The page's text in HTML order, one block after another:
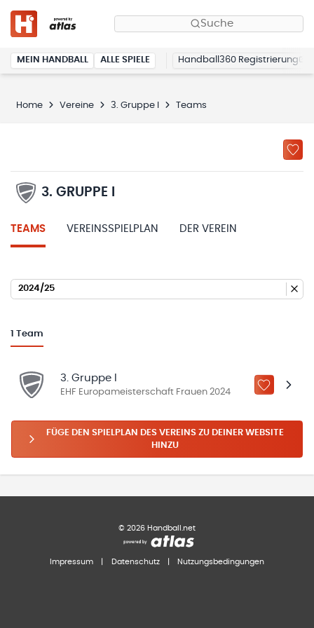
Suche
MEIN HANDBALL ALLE SPIELE Handball360 Registrierung
Home Vereine 3. Gruppe I Teams
3. GRUPPE I
TEAMS VEREINSSPIELPLAN DER VEREIN
2024/25
1 Team
3. Gruppe I
EHF Europameisterschaft Frauen 2024 ZU „MEINE
FÜGE DEN SPIELPLAN DES VEREINS ZU DEINER WEBSITE
HINZU
© 2026 Handball.net
Impressum Datenschutz Nutzungsbedingungen